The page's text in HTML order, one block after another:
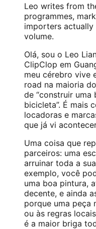
Leo writes from
programmes,
importers
volume.
Olá, sou o Leo
ClipClop em
meu cérebro vive
road na maioria
de “construir uma
bicicleta”. É mais
locadoras e
que já vi
Uma coisa que
parceiros: uma
arruinar toda a
exemplo, você
uma boa pintura,
decente, e ainda
porque uma peça
ou às regras
é a maior briga